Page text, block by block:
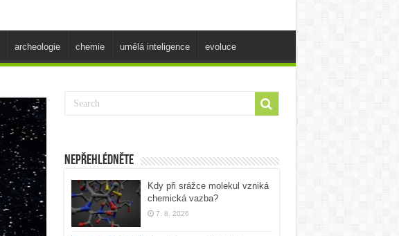
archeologie chemie umělá inteligence evoluce
Nepřehlédněte
Kdy při srážce molekul vzniká
chemická vazba?
7. 8. 2026